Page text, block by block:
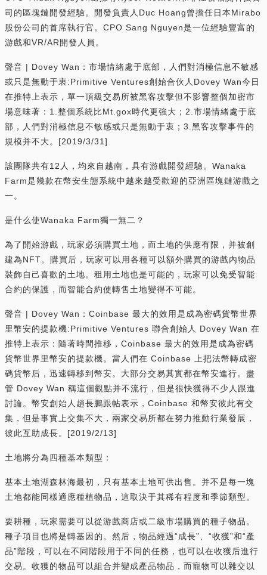
司的區塊鏈開發經驗。開發負責人Duc Hoang曾擔任日本Mirabo
股份公司的首席執行官。CPO Sang Nguyen是一位經驗豐富的
游戲和VR/AR開發人員。
聲音 | Dovey Wan：市場情緒處于底部，人們對消極信息不敏感
或只是無動于衷:Primitive Ventures創始合伙人Dovey Wan今日
在推特上表示，單一頂級交易所被黑客攻擊但不影響整個加密市
場意味著：1.整個系統比Mt.gox時代更強大；2.市場情緒處于底
部，人們對消極信息不敏感或只是無動于衷；3.黑客攻擊事件的
規模并不大。[2019/3/31]
該團隊共有12人，均來自越南，具有游戲開發經驗。Wanaka
Farm是幾款在幣安生態系統中越來越受歡迎的亞洲區塊鏈游戲之
一。
是什么使Wanaka Farm獨一無二？
為了開始游戲，玩家必須購買土地，而土地的供應有限，并被創
建為NFT。購買后，玩家可以用各種可以額外購買的游戲內物品
裝飾自己喜歡的土地。租用土地也是可能的，玩家可以免受智能
合約的保護，而智能合約使轉售土地變得不可能。
聲音 | Dovey Wan：Coinbase 最大的效用是成為密碼貨幣世界
里幣安的提款機:Primitive Ventures 聯合創始人 Dovey Wan 在
推特上表示：隨著時間推移，Coinbase 最大的效用是成為密碼
貨幣世界里幣安的提款機。當人們在 Coinbase 上把法幣轉成密
碼貨幣后，迅速轉移到幣安。大部分交易其實都在幣安進行。盡
管 Dovey Wan 稱這個觀點并不流行，但是很快獲得不少人跟進
討論。幣安創始人趙長鵬跟帖表示，Coinbase 和幣安彼此有交
集，但是事實上交集不大，兩家交易所都在努力推動行業發展，
彼此互助成長。[2019/2/13]
土地將分為四種基本類型：
基本土地湖森林海最初，只有基本土地可供出售。并不是每一塊
土地都能同樣適應種植物品，這取決于其稀有程度和季節類型。
要耕種，玩家需要可以從游戲商店或二級市場購買的種子物品。
種子項目也將是轉基因的。然后，物品經過“成長”、“收獲”和“產
品”階段，可以在不同階段用于不同的任務，也可以在收獲后進行
交易。收獲的物品可以組合并變成產品物品，而寵物可以雜交以